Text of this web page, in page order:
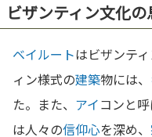
ビザンティン文化
ベイルートはビザンテ
ィン様式の建築物には、
た。また、 アイコンと
は人々の信仰心を深め、